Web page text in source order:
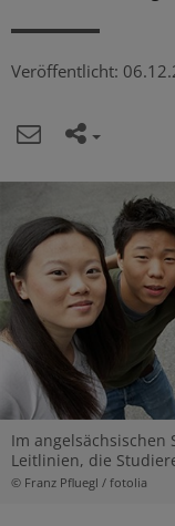
Veröffentlicht:
Im angelsächsischen
Leitlinien, die
© Franz Pfluegl / fotolia